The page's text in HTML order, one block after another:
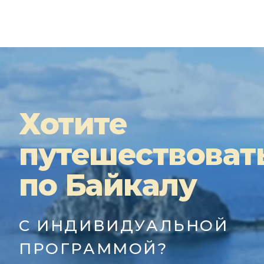
Хотите
по Байкалу
С ИНДИВИДУАЛЬНОЙ
ПРОГРАММОЙ?